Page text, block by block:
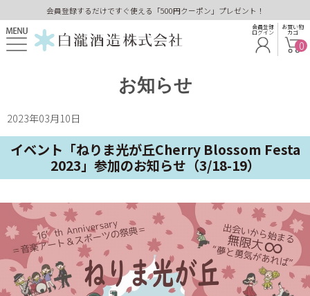
会員登録するだけですぐ使える「500円クーポン」プレゼント！
会員登録
ログイン
お買い物
カゴ
0
お知らせ
2023年03月10日
イベント「ねりま光が丘Cherry Blossom Festa
2023」参加のお知らせ（3/18-19）